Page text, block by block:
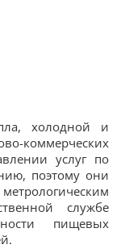
холодной и
коммерческих
услуг по
поэтому они
службе
пищевых